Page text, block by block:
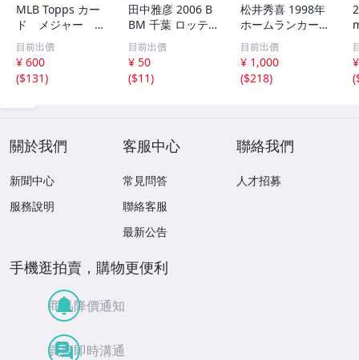
MLB Topps カー
ド メジャー 1
00枚 2
目前出價
¥ 600
($131)
田中雅彦 2006 B
BM 千葉 ロッテ
マリーンズ トレ
カ プロ野球 カー
ド M37 スポーツ
アスリート トレ
目前出價
¥ 50
($11)
松井秀喜 1998年
ホームランカード
150号 記念カード
3枚セット 読売ジ
ャイアンツ 日本
テレビ 劇空間プ
目前出價
¥ 1,000
($218)
(
關於我們
新聞中心
服務說明
客服中心
常見問答
聯絡客服
最新公告
聯絡我們
人才招募
手機逛拍賣，購物更便利
商品降價通知
買賣即時溝通